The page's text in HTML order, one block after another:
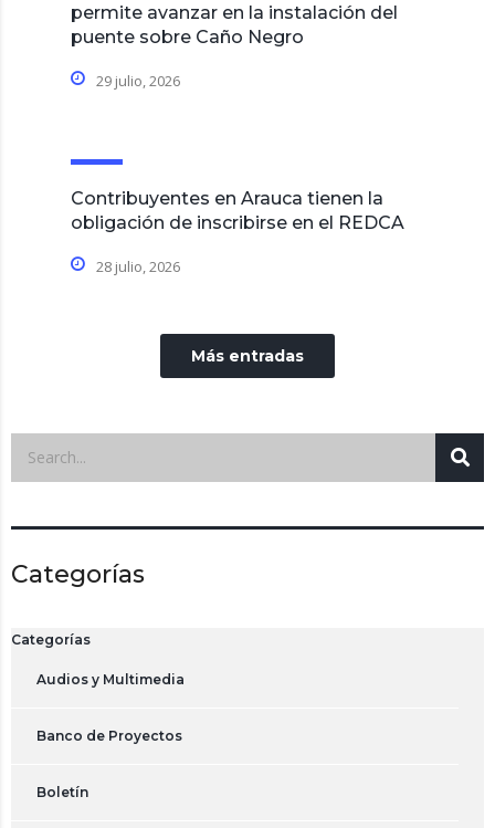
permite avanzar en la instalación del
puente sobre Caño Negro
29 julio, 2026
Contribuyentes en Arauca tienen la
obligación de inscribirse en el REDCA
28 julio, 2026
Más entradas
Categorías
Categorías
Audios y Multimedia
Banco de Proyectos
Boletín